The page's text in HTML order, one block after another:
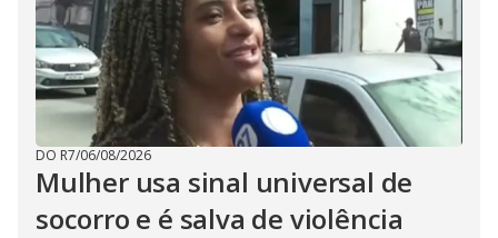
DO R7/06/08/2026
Mulher usa sinal universal de
socorro e é salva de violência